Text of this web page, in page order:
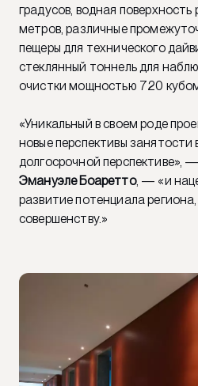
градусов, водная поверхность
метров, различные
пещеры для технического
стеклянный тоннель для
очистки мощностью 720
«Уникальный в своем роде
новые перспективы занятости
долгосрочной перспективе»,
Эмануэле Боаретто, — «и
развитие потенциала
совершенству.»